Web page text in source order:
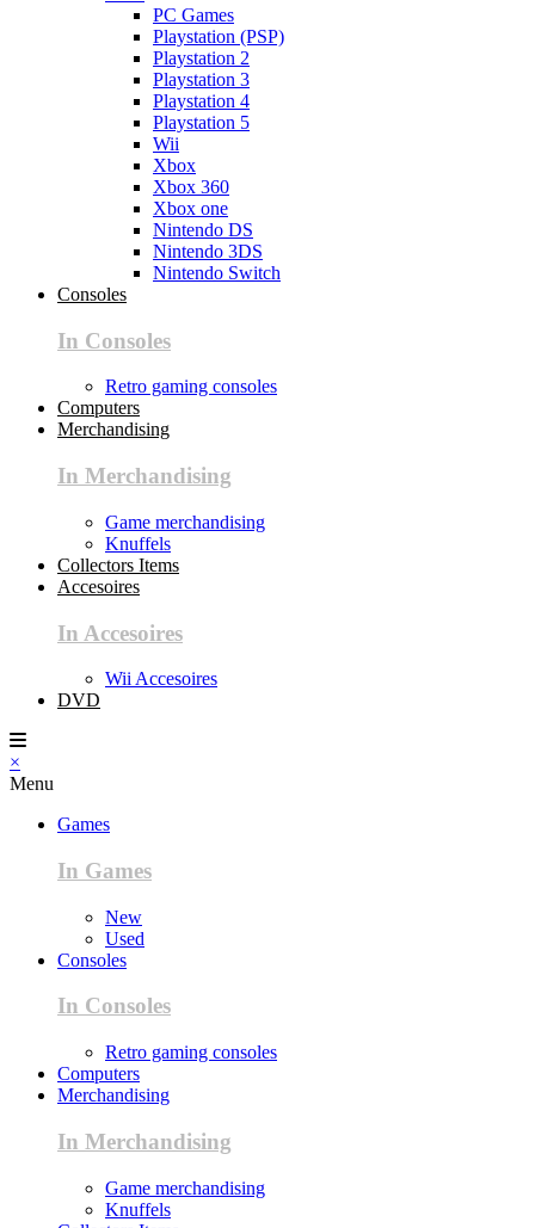
PC Games
Playstation (PSP)
Playstation 2
Playstation 3
Playstation 4
Playstation 5
Wii
Xbox
Xbox 360
Xbox one
Nintendo DS
Nintendo 3DS
Nintendo Switch
Consoles
In Consoles
Retro gaming consoles
Computers
Merchandising
In Merchandising
Game merchandising
Knuffels
Collectors Items
Accesoires
In Accesoires
Wii Accesoires
DVD
×
Menu
Games
In Games
New
Used
Consoles
In Consoles
Retro gaming consoles
Computers
Merchandising
In Merchandising
Game merchandising
Knuffels